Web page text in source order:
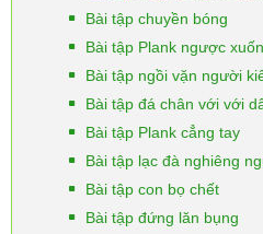
Bài tập chuyền bóng
Bài tập Plank ngược
Bài tập ngồi vặn người
Bài tập đá chân với với
Bài tập Plank cẳng tay
Bài tập lạc đà nghiêng
Bài tập con bọ chết
Bài tập đứng lăn bụng